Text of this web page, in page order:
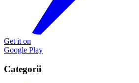
Get it on
Google Play
Categorii